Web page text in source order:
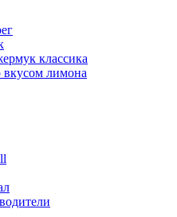
классика
вкусом лимона